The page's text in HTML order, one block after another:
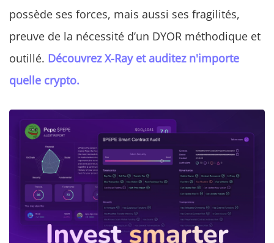
possède ses forces, mais aussi ses fragilités,
preuve de la nécessité d’un DYOR méthodique et
outillé. Découvrez X-Ray et auditez n'importe
quelle crypto.